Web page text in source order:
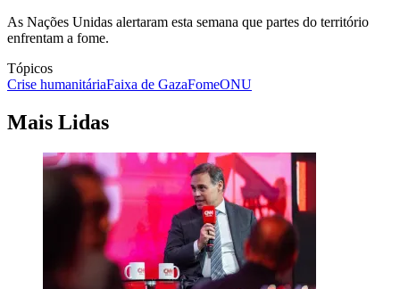
As Nações Unidas alertaram esta semana que partes do território
enfrentam a fome.
Tópicos
Crise humanitáriaFaixa de GazaFomeONU
Mais Lidas